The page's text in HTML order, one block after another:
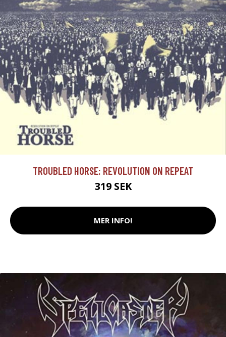
TROUBLED HORSE: REVOLUTION ON REPEAT
319 SEK
MER INFO!